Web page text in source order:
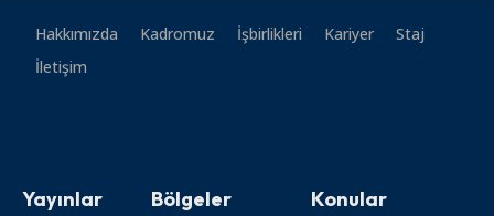
Hakkımızda Kadromuz İşbirlikleri Kariyer
Staj
İletişim
Yayınlar Bölgeler Konular